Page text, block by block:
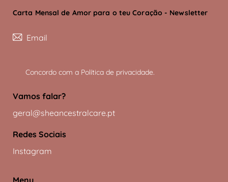
Carta Mensal de Amor para o teu Coração - Newsletter
Concordo com a Política de privacidade.
Vamos falar?
geral@sheancestralcare.pt
Redes Sociais
Instagram